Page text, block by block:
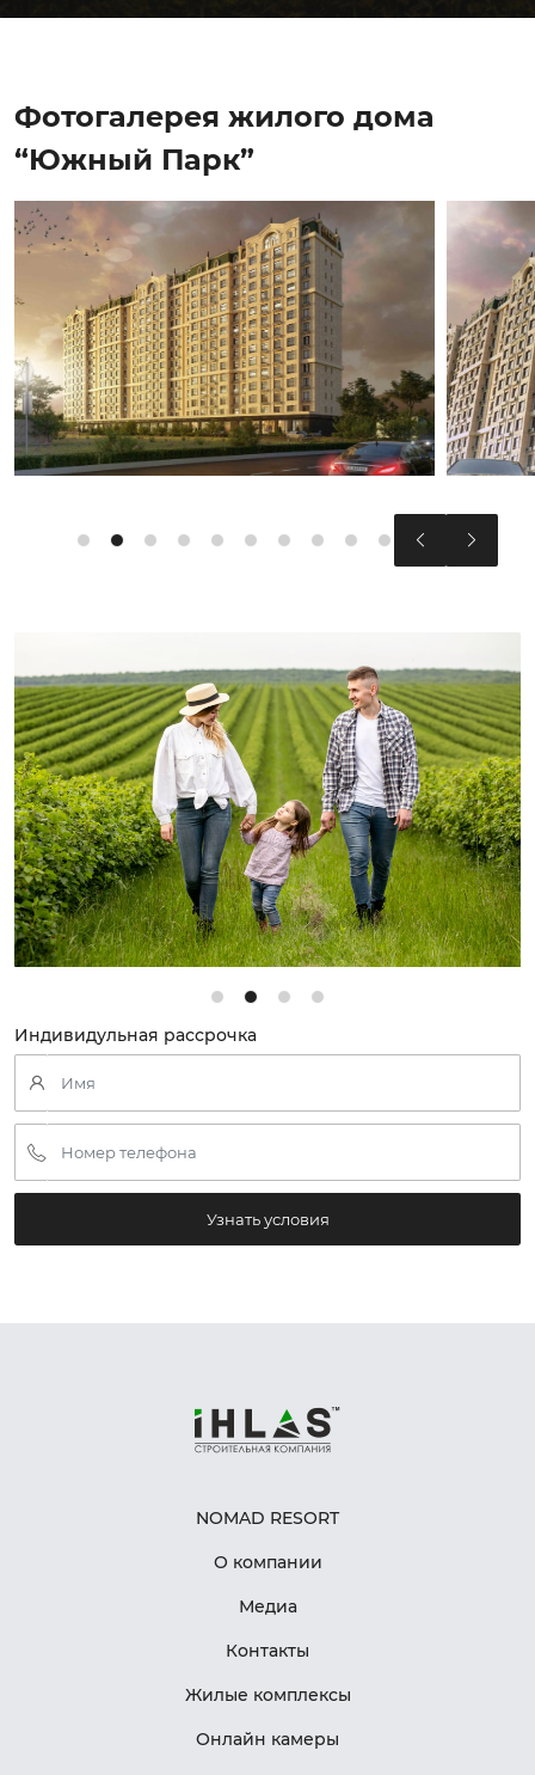
Фотогалерея жилого дома
“Южный Парк”
Индивидульная рассрочка
NOMAD RESORT
О компании
Жилые комплексы
Онлайн камеры
Медиа
Контакты